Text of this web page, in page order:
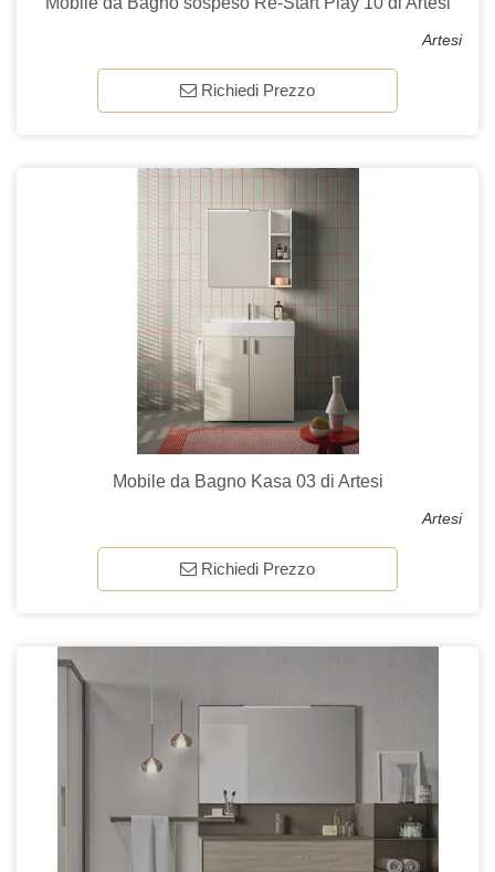
Artesi
Richiedi Prezzo
Mobile da Bagno Kasa 03 di Artesi
Artesi
Richiedi Prezzo